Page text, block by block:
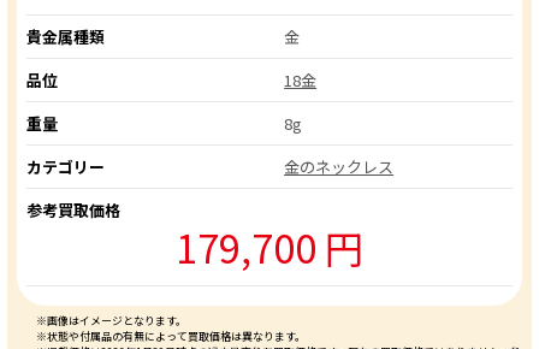
貴金属種類
金
品位
18金
重量
8g
カテゴリー
金のネックレス
参考買取価格
179,700 円
※画像はイメージとなります。
※状態や付属品の有無によって買取価格は異なります。